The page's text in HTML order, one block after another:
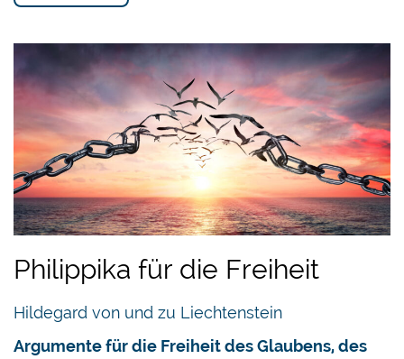
Philippika für die Freiheit
Hildegard von und zu Liechtenstein
Argumente für die Freiheit des Glaubens, des